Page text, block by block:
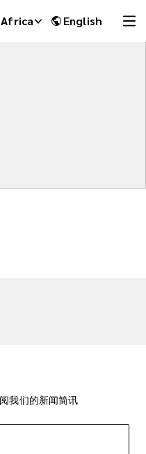
English
我们的新闻简讯